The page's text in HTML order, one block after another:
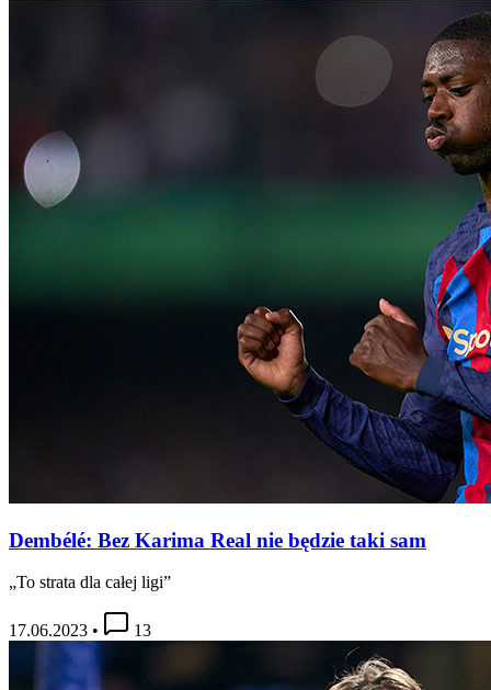
Dembélé: Bez Karima Real nie będzie taki sam
„To strata dla całej ligi”
17.06.2023 • 13